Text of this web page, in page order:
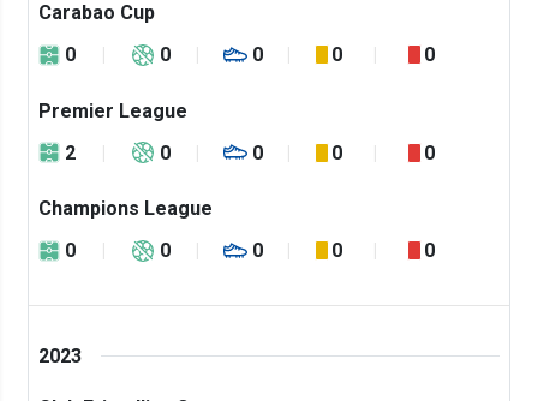
Carabao Cup
0
0 0 0 0
Premier League
2
0 0 0 0
Champions League
0
0 0 0 0
2023